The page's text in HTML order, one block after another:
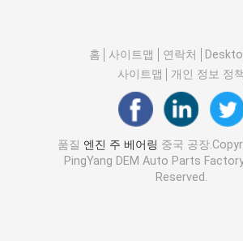
홈 사이트맵 연락처
사이트맵
개인 정보 정책
품질 엔진 주 베어링 중국 공장
PingYang DEM Auto Parts
Reserved.